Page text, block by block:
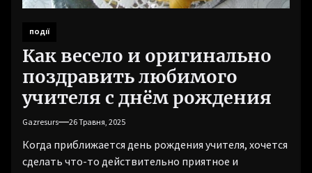
ПОДІЇ
Как весело и оригинально
поздравить любимого
учителя с днём рождения
Gazresurs 26 Травня, 2025
Когда приближается день рождения учителя, хочется
сделать что-то действительно приятное и